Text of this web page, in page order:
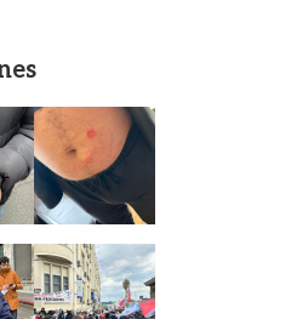
Imagen
Imagen